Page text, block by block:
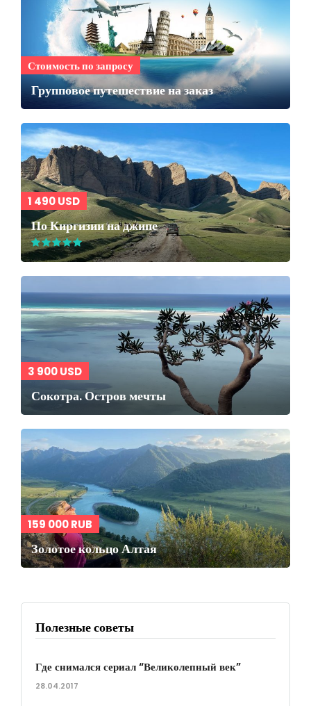
Стоимость по запросу
Групповое путешествие на заказ
1 490 USD
По Киргизии на джипе
3 900 USD
Сокотра. Остров мечты
159 000 RUB
Золотое кольцо Алтая
Полезные советы
Где снимался сериал “Великолепный век”
28.04.2017